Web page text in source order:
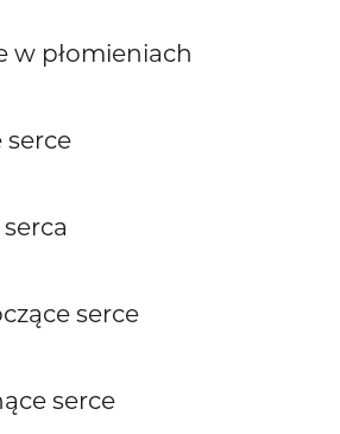
w płomieniach
serce
serce
serce